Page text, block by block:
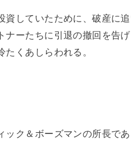
していたために、破産に
ナーたちに引退の撤回を告
くあしらわれる。
ク＆ボーズマンの所長であ